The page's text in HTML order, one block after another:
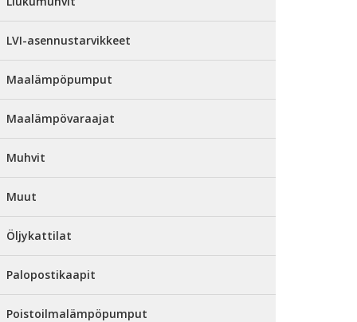
LVI-asennustarvikkeet
Maalämpöpumput
Maalämpövaraajat
Muhvit
Muut
Öljykattilat
Palopostikaapit
Poistoilmalämpöpumput